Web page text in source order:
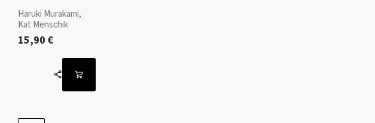
Haruki Murakami,
Kat Menschik
15,90 €